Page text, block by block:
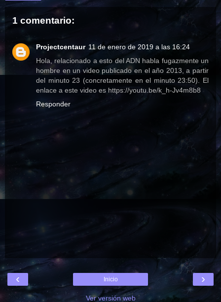
1 comentario:
Projectcentaur 11 de enero de 2019 a las 16:24
Hola, relacionado a esto del ADN habla fugazmente un
hombre en un video publicado en el año 2013, a partir
del minuto 23 (concretamente en el minuto 23:50). El
enlace a este video es https://youtu.be/k_h-Jv4m8b8
Responder
‹ ›
Inicio
Ver versión web